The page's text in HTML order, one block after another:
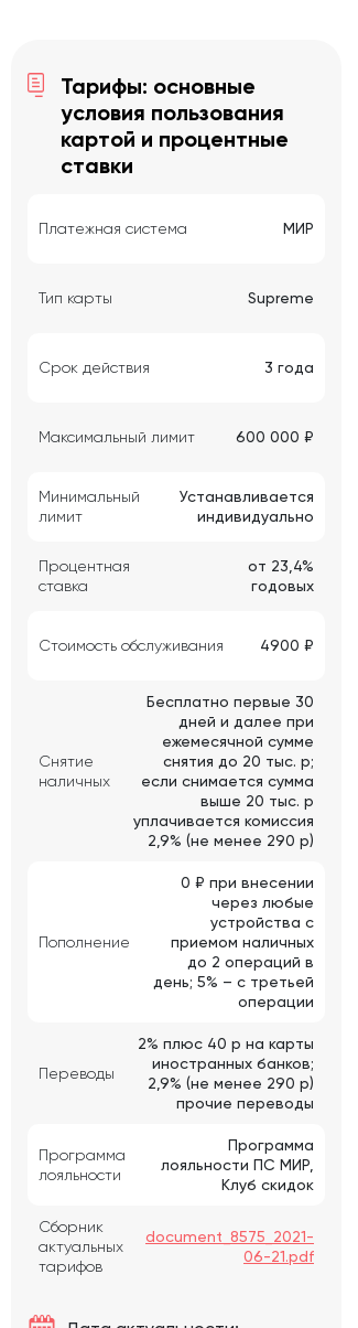
Тарифы: основные
условия пользования
картой и процентные
ставки
Платежная система МИР
Тип карты Supreme
Срок действия 3 года
Максимальный лимит 600 000 ₽
Минимальный
лимит
Устанавливается
индивидуально
Процентная
ставка
от 23,4%
годовых
Стоимость обслуживания 4900 ₽
Снятие
наличных
Бесплатно первые 30
дней и далее при
ежемесячной сумме
снятия до 20 тыс. р;
если снимается сумма
выше 20 тыс. р
уплачивается комиссия
2,9% (не менее 290 р)
Пополнение
0 ₽ при внесении
через любые
устройства с
приемом наличных
до 2 операций в
день; 5% – с третьей
операции
Переводы
2% плюс 40 р на карты
иностранных банков;
2,9% (не менее 290 р)
прочие переводы
Программа
лояльности
Программа
лояльности ПС МИР,
Клуб скидок
Сборник
актуальных
тарифов
document_8575_2021-
06-21.pdf